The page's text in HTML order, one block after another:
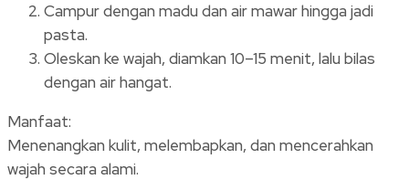
Campur dengan madu dan air mawar hingga jadi
pasta.
Oleskan ke wajah, diamkan 10–15 menit, lalu bilas
dengan air hangat.
Manfaat:
Menenangkan kulit, melembapkan, dan mencerahkan
wajah secara alami.